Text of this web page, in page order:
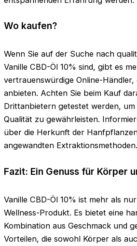
Wo kaufen?
Wenn Sie auf der Suche nach
Vanille CBD-Öl 10% sind, gibt es
vertrauenswürdige Online-Händler,
anbieten. Achten Sie beim Kauf
Drittanbietern getestet werden, um
Qualität zu gewährleisten.
über die Herkunft der
angewandten Extraktionsmethoden.
Fazit: Ein Genuss für Körper
Vanille CBD-Öl 10% ist mehr als
Wellness-Produkt. Es bietet eine
Kombination aus Geschmack und
Vorteilen, die sowohl Körper als